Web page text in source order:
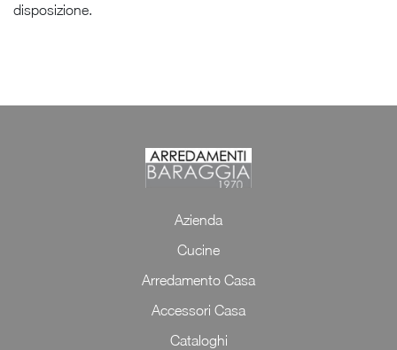
disposizione.
Azienda
Cucine
Arredamento Casa
Accessori Casa
Cataloghi